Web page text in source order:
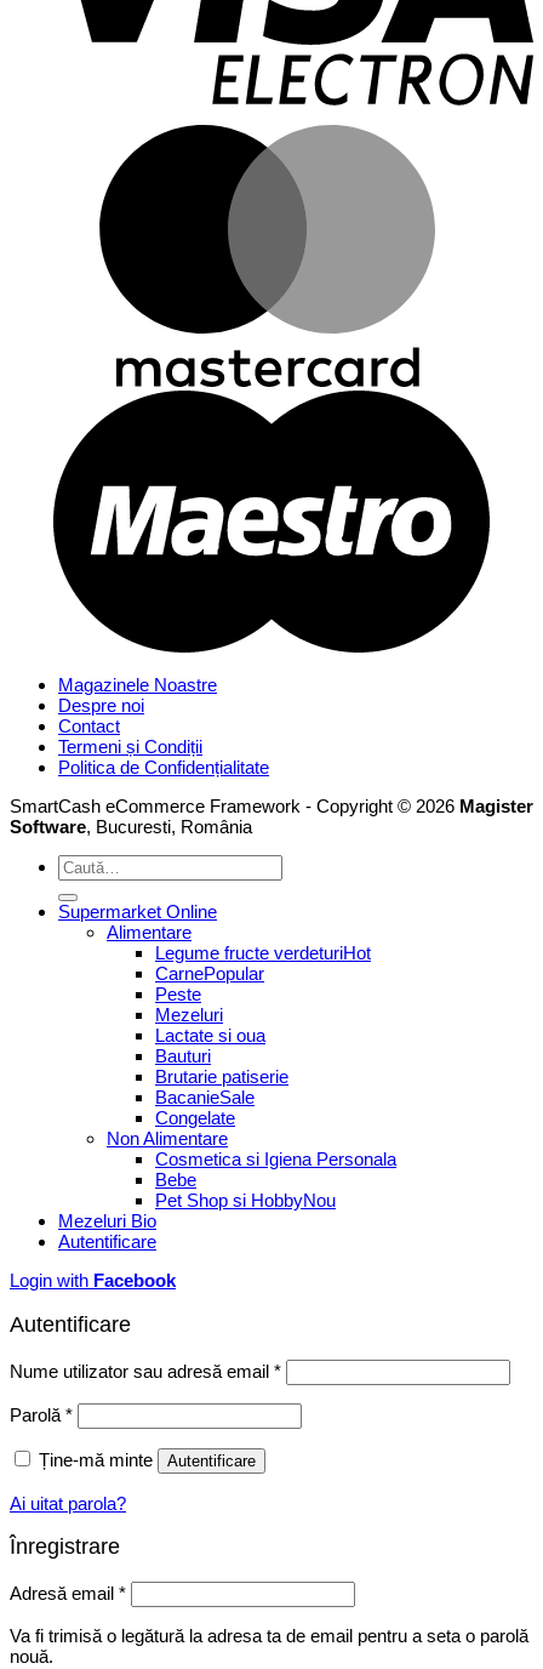
Magazinele Noastre
Despre noi
Contact
Termeni și Condiții
Politica de Confidențialitate
SmartCash eCommerce Framework - Copyright © 2026 Magister
Software, Bucuresti, România
Caută
după:
Supermarket Online
Alimentare
Legume fructe verdeturi
Carne
Peste
Mezeluri
Lactate si oua
Bauturi
Brutarie patiserie
Bacanie
Congelate
Non Alimentare
Cosmetica si Igiena Personala
Bebe
Pet Shop si Hobby
Mezeluri Bio
Autentificare
Login with Facebook
Autentificare
Nume utilizator sau adresă email *Obligatoriu
Parolă *Obligatoriu
Ține-mă minte Autentificare
Ai uitat parola?
Înregistrare
Adresă email *Obligatoriu
Va fi trimisă o legătură la adresa ta de email pentru a seta o parolă
nouă.